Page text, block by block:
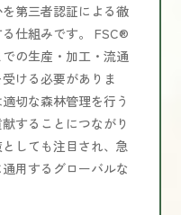
第三者認証による徹
仕組みです。 FSC®
の生産・加工・流通
ける必要がありま
切な森林管理を行う
することにつながり
しても注目され、急
用するグローバルな